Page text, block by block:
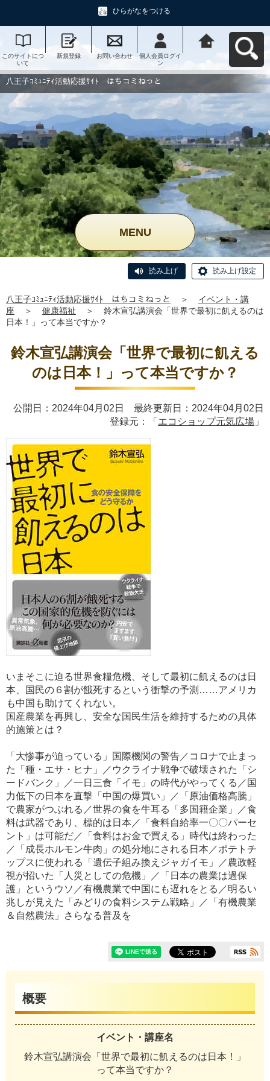
ひらがなをつける
このサイトにつ
いて
新規登録 お問い合わせ
個人会員ログイ
ン
動応援ｻｲﾄ はち
コミねっとへ戻
八王子ｺﾐｭﾆﾃｨ活動応援ｻｲﾄ はちコミねっと
MENU
読み上げ 読み上げ設定
八王子ｺﾐｭﾆﾃｨ活動応援ｻｲﾄ はちコミねっと ＞
イベント・講
座
＞ 健康福祉 ＞
鈴木宣弘講演会「世界で最初に飢えるのは
日本！」って本当ですか？
鈴木宣弘講演会「世界で最初に飢える
のは日本！」って本当ですか？
公開日：2024年04月02日 最終更新日：2024年04月02日
登録元：「 エコショップ元気広場 」
いまそこに迫る世界食糧危機、そして最初に飢えるのは日
本、国民の６割が餓死するという衝撃の予測……アメリカ
も中国も助けてくれない。
国産農業を再興し、安全な国民生活を維持するための具体
的施策とは？
「大惨事が迫っている」国際機関の警告／コロナで止まっ
た「種・エサ・ヒナ」／ウクライナ戦争で破壊された「シ
ードバンク」／一日三食「イモ」の時代がやってくる／国
力低下の日本を直撃「中国の爆買い」／「原油価格高騰」
で農家がつぶれる／世界の食を牛耳る「多国籍企業」／食
料は武器であり、標的は日本／「食料自給率一〇〇パーセ
ント」は可能だ／「食料はお金で買える」時代は終わった
／「成長ホルモン牛肉」の処分地にされる日本／ポテトチ
ップスに使われる「遺伝子組み換えジャガイモ」／農政軽
視が招いた「人災としての危機」／「日本の農業は過保
護」というウソ／有機農業で中国にも遅れをとる／明るい
兆しが見えた「みどりの食料システム戦略」／「有機農業
＆自然農法」さらなる普及を
概要
イベント・講座名
鈴木宣弘講演会「世界で最初に飢えるのは日本！」
って本当ですか？